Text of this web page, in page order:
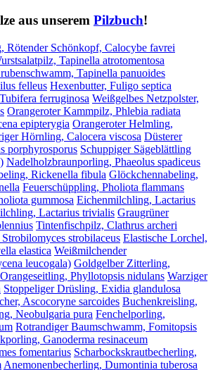
aus unserem Pilzbuch!
Rötender Schönkopf, Calocybe favrei
Tapinella atrotomentosa
Tapinella panuoides
felleus Hexenbutter, Fuligo septica
ferruginosa Weißgelbes Netzpolster,
Orangeroter Kammpilz, Phlebia radiata
epipterygia Orangeroter Helmling,
Hörnling, Calocera viscosa Düsterer
porphyrosporus Schuppiger Sägeblättling
Nadelholzbraunporling, Phaeolus spadiceus
Rickenella fibula Glöckchennabeling,
Feuerschüppling, Pholiota flammans
gummosa Eichenmilchling, Lactarius
Lactarius trivialis Graugrüner
Tintenfischpilz, Clathrus archeri
strobilaceus Elastische Lorchel,
elastica Weißmilchender
leucogala) Goldgelber Zitterling,
Orangeseitling, Phyllotopsis nidulans Warziger
Stoppeliger Drüsling, Exidia glandulosa
Ascocoryne sarcoides Buchenkreisling,
Neobulgaria pura Fenchelporling,
Rotrandiger Baumschwamm, Fomitopsis
Ganoderma resinaceum
fomentarius Scharbockskrautbecherling,
Anemonenbecherling, Dumontinia tuberosa